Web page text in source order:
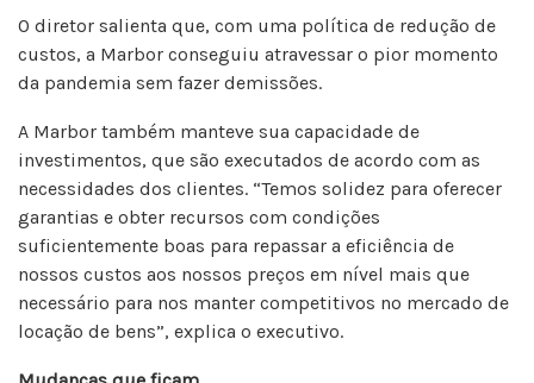
O diretor salienta que, com uma política de redução de
custos, a Marbor conseguiu atravessar o pior momento
da pandemia sem fazer demissões.
A Marbor também manteve sua capacidade de
investimentos, que são executados de acordo com as
necessidades dos clientes. “Temos solidez para oferecer
garantias e obter recursos com condições
suficientemente boas para repassar a eficiência de
nossos custos aos nossos preços em nível mais que
necessário para nos manter competitivos no mercado de
locação de bens”, explica o executivo.